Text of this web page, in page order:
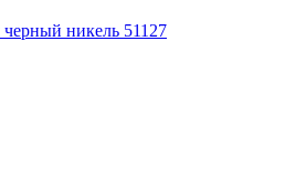
никель 51127